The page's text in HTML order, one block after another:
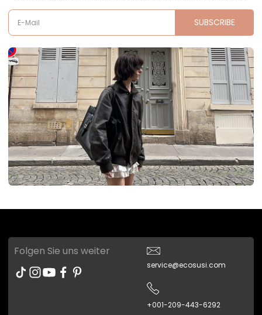
E-Mail SUBSCRIBE
Folgen Sie uns weiter
service@ecosusi.com
+001-209-443-6292